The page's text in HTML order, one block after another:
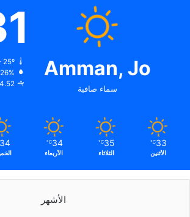
Amman, Jo
سماء صافية
33º - 25º
26%
4.52 كيلومتر/ساعة
33
℃
الأثنين
35
℃
الثلاثاء
34
℃
الأربعاء
الأشهر